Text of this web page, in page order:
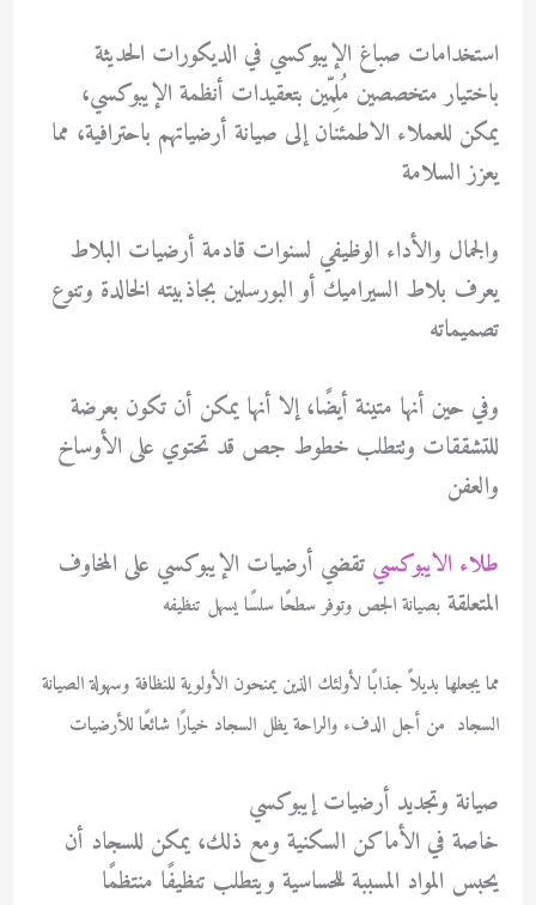
استخدامات صباغ الإيبوكسي في الديكورات الحديثة
باختيار متخصصين مُلِمّين بتعقيدات أنظمة الإيبوكسي،
يمكن للعملاء الاطمئنان إلى صيانة أرضياتهم باحترافية، مما
يعزز السلامة
والجمال والأداء الوظيفي لسنوات قادمة أرضيات البلاط
يعرف بلاط السيراميك أو البورسلين بجاذبيته الخالدة وتنوع
تصميماته
وفي حين أنها متينة أيضًا، إلا أنها يمكن أن تكون بعرضة
للتشققات وتتطلب خطوط جص قد تحتوي على الأوساخ
والعفن
طلاء الايبوكسي تقضي أرضيات الإيبوكسي على المخاوف
المتعلقة بصيانة الجص وتوفر سطحًا سلسًا يسهل تنظيفه
مما يجعلها بديلاً جذابًا لأولئك الذين يمنحون الأولوية للنظافة وسهولة الصيانة
السجاد من أجل الدفء والراحة يظل السجاد خيارًا شائعًا للأرضيات
صيانة وتجديد أرضيات إيبوكسي
خاصة في الأماكن السكنية ومع ذلك، يمكن للسجاد أن
يحبس المواد المسببة للحساسية ويتطلب تنظيفًا منتظمًا